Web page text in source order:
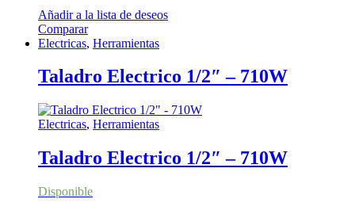
Añadir a la lista de deseos
Comparar
Electricas, Herramientas
Taladro Electrico 1/2″ – 710W
Electricas, Herramientas
Taladro Electrico 1/2″ – 710W
Disponible